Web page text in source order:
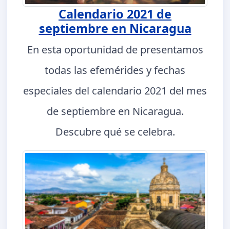
Calendario 2021 de
septiembre en Nicaragua
En esta oportunidad de presentamos
todas las efemérides y fechas
especiales del calendario 2021 del mes
de septiembre en Nicaragua.
Descubre qué se celebra.